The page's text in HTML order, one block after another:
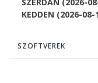
KEDDEN (2026-
SZOFTVEREK